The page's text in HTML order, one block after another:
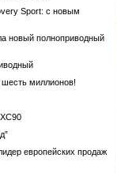
Sport: с новым
новый полноприводный
миллионов!
европейских продаж